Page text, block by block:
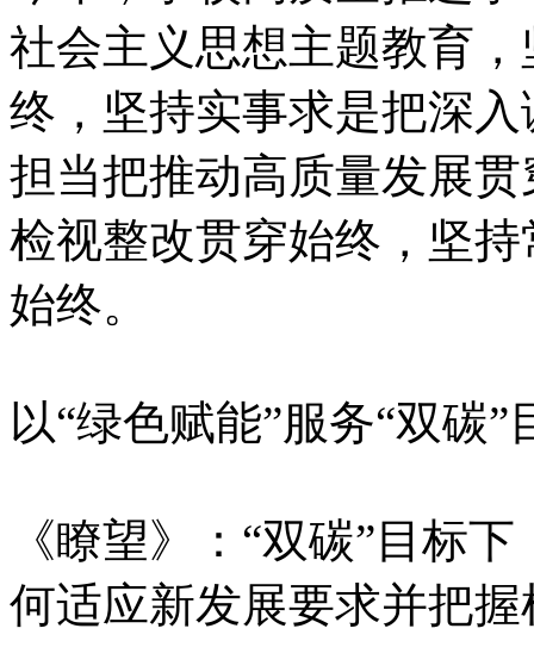
社会主义思想主题教育
终，坚持实事求是把深
担当把推动高质量发展
检视整改贯穿始终，坚
始终。
以“绿色赋能”服务“双碳”
《瞭望》：“双碳”目标
何适应新发展要求并把握